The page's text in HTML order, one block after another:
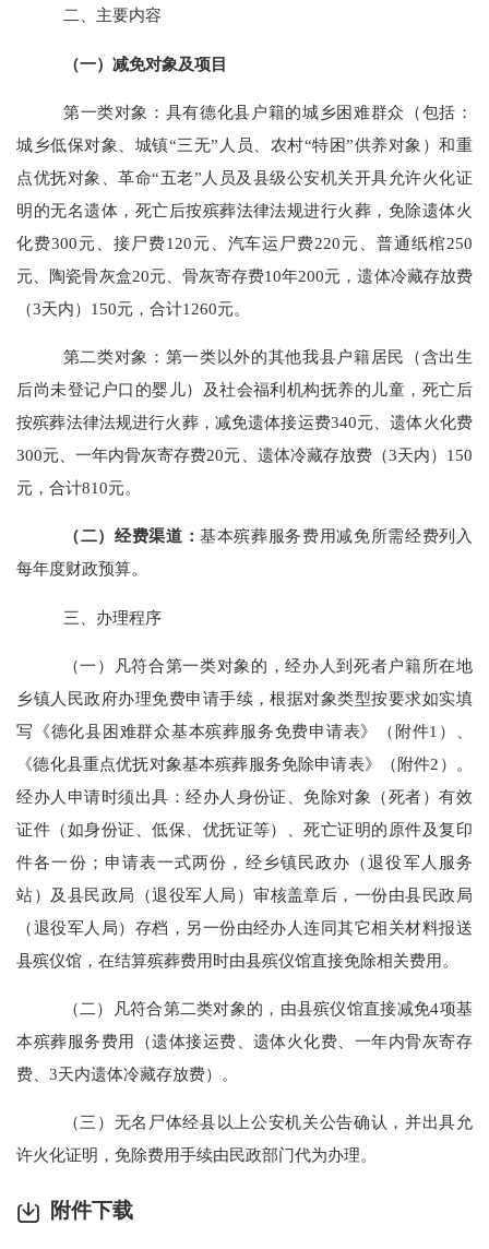
二、 主要内容
（一）减免对象及项目
第一类对象 ：具有德化县 户籍的城乡困难群众 （包括：
城乡低保对象、城镇“三无”人员、农村“特困”供养对象 ）和重
点优抚对象、革命“五老”人员及县级公安机关开具允许火化证
明的无名遗体，死亡后按殡葬法律法规进行火葬 ，免除遗体火
化费300元、接尸费120元、汽车运尸费220元、普通纸棺250
元、陶瓷骨灰盒20元、骨灰寄存费10年200元，遗体冷藏存放费
（3天内） 150元 ，合计1 260元。
第二类对象 ： 第一类以外的其他我县户籍居民
（含出生
后尚未登记户口的婴儿）及社会福利机构抚养的儿童 ，死亡后
按殡葬法律法规进行火葬， 减免遗体接运费340元、遗体火化费
300元、一年内骨灰寄存费20元、遗体冷藏存放费（3天内） 150
元 ，合计810元。
（二） 经费渠道：基本殡葬服务费用减免所需经费列入
每年度财政预算。
三、 办理程序
（一）凡符合第一类对象 的，经办人到死者户籍所在地
乡镇人民政府办理免费申请手续，根据对象类型按要求如实填
写《德化县困难群众基本殡葬服务免费申请表》 （附件1 ）、
《德化县重点优抚对象基本殡葬服务免除申请表》（附件2 ）
。
经办人申请时须出具：经办人身份证、免除对象（死者）有效
证件（如身份证、低保、优抚证等）、死亡证明的原件及复印
件各一份 ； 申请表一式两份，经乡镇民政办（退役军人服务
站）
及县民政局 （退役军人局）审核盖章后，一份由县民政局
（退役军人局）存档，另一份由经办人连同其它相关材料报送
县殡仪馆，在结算殡葬费用时由县殡仪馆直接免除相关费用。
（二）凡符合第二类对象的，由县殡仪馆直接减免4项基
本殡葬服务费用（遗体接运费、遗体火化费、一年内骨灰寄存
费、3天内遗体冷藏存放费）。
（三）无名尸体经县以上公安机关公告确认，并出具允
许火化证明，免除费用手续由民政部门代为办理。
附件下载